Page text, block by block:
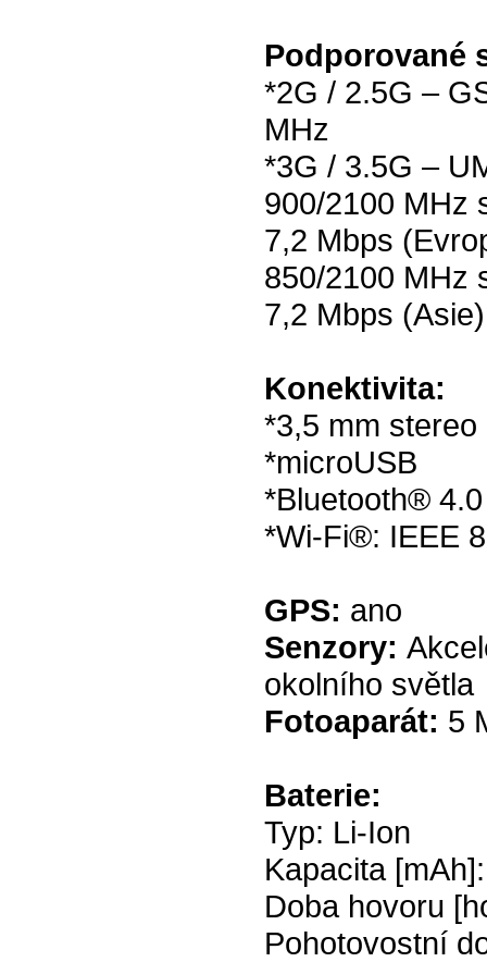
Podporované
*2G / 2.5G –
MHz
*3G / 3.5G –
900/2100 MHz
7,2 Mbps
850/2100 MHz
7,2 Mbps (Asie)
Konektivita:
*3,5 mm stereo
*microUSB
*Bluetooth®
*Wi-Fi®: IEEE
GPS: ano
Senzory:
okolního světla
Fotoaparát: 5
Baterie:
Typ: Li-Ion
Kapacita
Doba hovoru
Pohotovostní